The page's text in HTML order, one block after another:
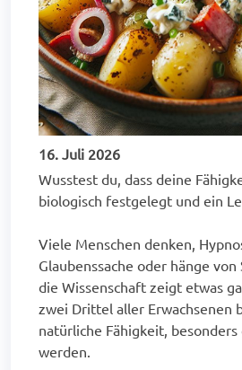
16. Juli 2026
Wusstest du, dass deine
biologisch festgelegt und ein
Viele Menschen denken,
Glaubenssache oder hänge von
die Wissenschaft zeigt etwas
zwei Drittel aller Erwachsenen
natürliche Fähigkeit,
werden.